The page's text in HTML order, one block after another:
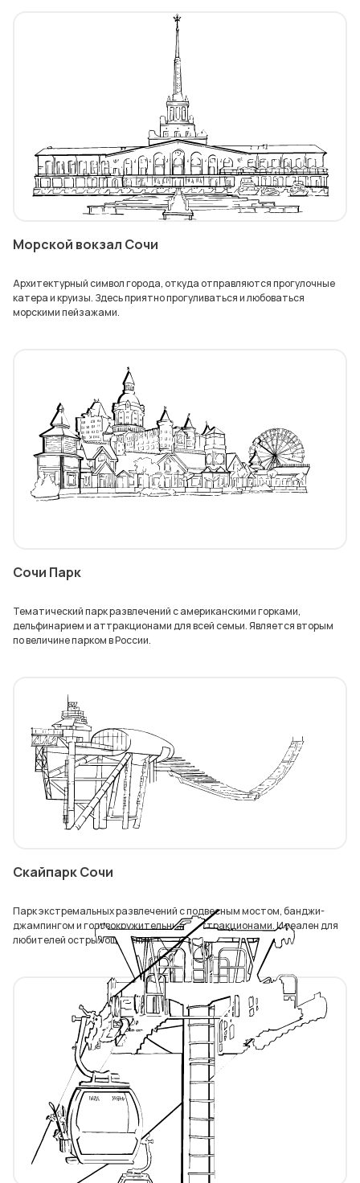
Морской вокзал Сочи
Архитектурный символ города, откуда отправляются прогулочные
катера и круизы. Здесь приятно прогуливаться и любоваться
морскими пейзажами.
Сочи Парк
Тематический парк развлечений с американскими горками,
дельфинарием и аттракционами для всей семьи. Является вторым
по величине парком в России.
Скайпарк Сочи
Парк экстремальных развлечений с подвесным мостом, банджи-
джампингом и головокружительными аттракционами. Идеален для
любителей острых ощущений.